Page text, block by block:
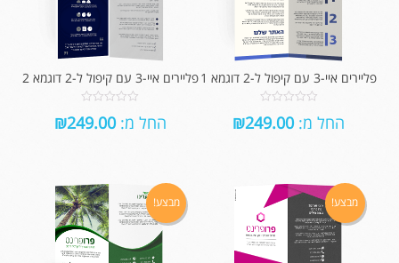
פליירים איי-3 עם קיפול ל-2 דוגמא 1
out
החל מ: ₪249.00
פליירים איי-3 עם קיפול ל-2 דוגמא 2
out
החל מ: ₪249.00
מבצע! מבצע!